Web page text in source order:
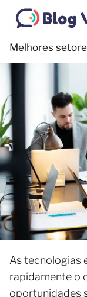
Melhores
As tecnologias
rapidamente o
oportunidades